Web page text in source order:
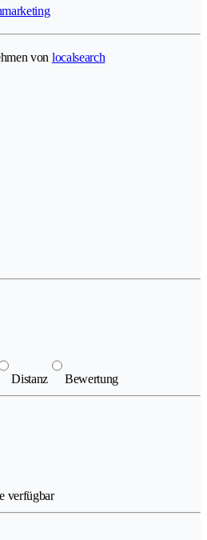
von localsearch
Distanz Bewertung
verfügbar